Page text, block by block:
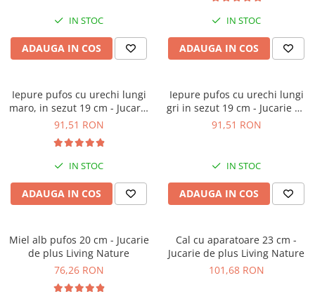
IN STOC
ADAUGA IN COS
IN STOC
ADAUGA IN COS
Iepure pufos cu urechi lungi
maro, in sezut 19 cm - Jucarie
de plus Living Nature
91,51 RON
IN STOC
ADAUGA IN COS
Iepure pufos cu urechi lungi
gri in sezut 19 cm - Jucarie de
plus Living Nature
91,51 RON
IN STOC
ADAUGA IN COS
Miel alb pufos 20 cm - Jucarie
de plus Living Nature
76,26 RON
Cal cu aparatoare 23 cm -
Jucarie de plus Living Nature
101,68 RON